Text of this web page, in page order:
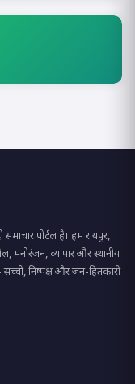
पोर्टल है। हम रायपुर,
मनोरंजन, व्यापार और स्थानीय
निष्पक्ष और जन-हितकारी